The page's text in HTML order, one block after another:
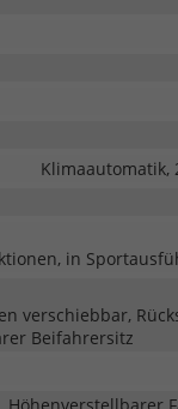
Klimaautomatik,
in
verschiebbar,
Beifahrersitz